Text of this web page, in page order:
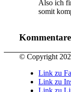
Also ich
somit
© Copyright
Link zu
Link zu
Link zu